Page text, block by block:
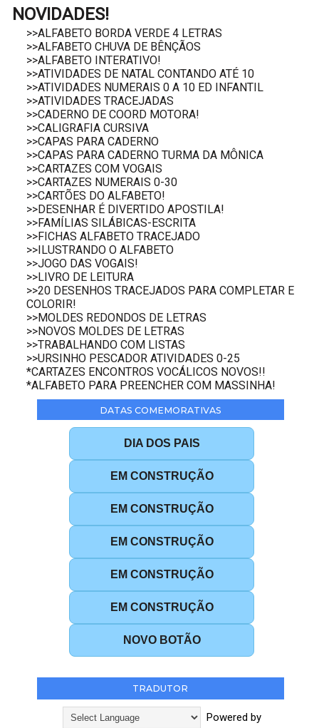
NOVIDADES!
>>ALFABETO BORDA VERDE 4 LETRAS
>>ALFABETO CHUVA DE BÊNÇÃOS
>>ALFABETO INTERATIVO!
>>ATIVIDADES DE NATAL CONTANDO ATÉ 10
>>ATIVIDADES NUMERAIS 0 A 10 ED INFANTIL
>>ATIVIDADES TRACEJADAS
>>CADERNO DE COORD MOTORA!
>>CALIGRAFIA CURSIVA
>>CAPAS PARA CADERNO
>>CAPAS PARA CADERNO TURMA DA MÔNICA
>>CARTAZES COM VOGAIS
>>CARTAZES NUMERAIS 0-30
>>CARTÕES DO ALFABETO!
>>DESENHAR É DIVERTIDO APOSTILA!
>>FAMÍLIAS SILÁBICAS-ESCRITA
>>FICHAS ALFABETO TRACEJADO
>>ILUSTRANDO O ALFABETO
>>JOGO DAS VOGAIS!
>>LIVRO DE LEITURA
>>20 DESENHOS TRACEJADOS PARA COMPLETAR E
COLORIR!
>>MOLDES REDONDOS DE LETRAS
>>NOVOS MOLDES DE LETRAS
>>TRABALHANDO COM LISTAS
>>URSINHO PESCADOR ATIVIDADES 0-25
*CARTAZES ENCONTROS VOCÁLICOS NOVOS!!
*ALFABETO PARA PREENCHER COM MASSINHA!
DATAS COMEMORATIVAS
DIA DOS PAIS
EM CONSTRUÇÃO
EM CONSTRUÇÃO
EM CONSTRUÇÃO
EM CONSTRUÇÃO
EM CONSTRUÇÃO
NOVO BOTÃO
TRADUTOR
Powered by